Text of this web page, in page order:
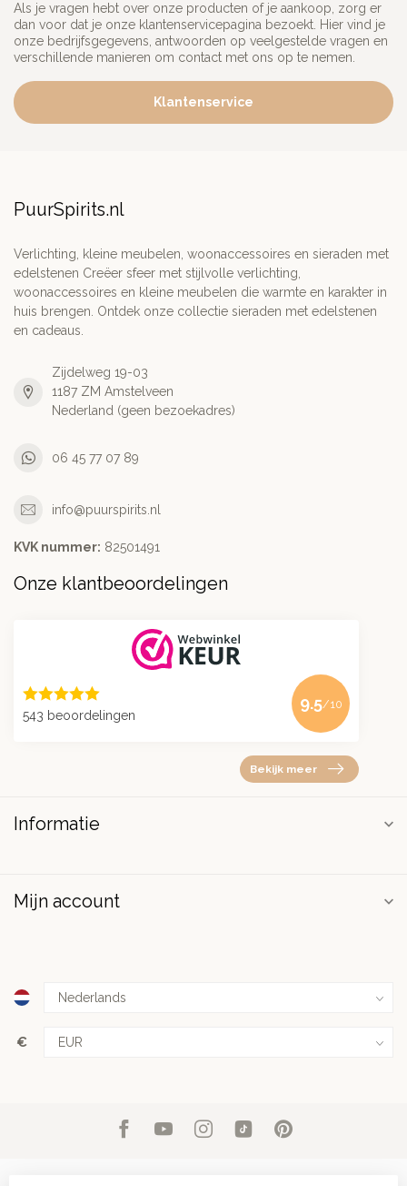
Als je vragen hebt over onze producten of je aankoop, zorg er
dan voor dat je onze klantenservicepagina bezoekt. Hier vind je
onze bedrijfsgegevens, antwoorden op veelgestelde vragen en
verschillende manieren om contact met ons op te nemen.
Klantenservice
PuurSpirits.nl
Verlichting, kleine meubelen, woonaccessoires en sieraden met
edelstenen Creëer sfeer met stijlvolle verlichting,
woonaccessoires en kleine meubelen die warmte en karakter in
huis brengen. Ontdek onze collectie sieraden met edelstenen
en cadeaus.
Zijdelweg 19-03
1187 ZM Amstelveen
Nederland (geen bezoekadres)
06 45 77 07 89
info@puurspirits.nl
KVK nummer: 82501491
Onze klantbeoordelingen
543 beoordelingen
9.5/10
Bekijk meer
Informatie
Mijn account
€